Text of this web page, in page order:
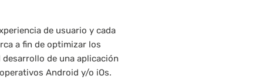
de usuario y cada
a fin de optimizar los
de una aplicación
Android y/o iOs.